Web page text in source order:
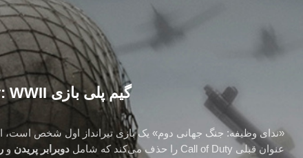
گیم پلی بازی Call Of Duty: WWII
«ندای وظیفه: جنگ جهانی دوم» یک بازی تیرانداز اول شخص
عنوان قبلی Call of Duty را حذف می‌کند که شامل
دوبرابر پریدن و